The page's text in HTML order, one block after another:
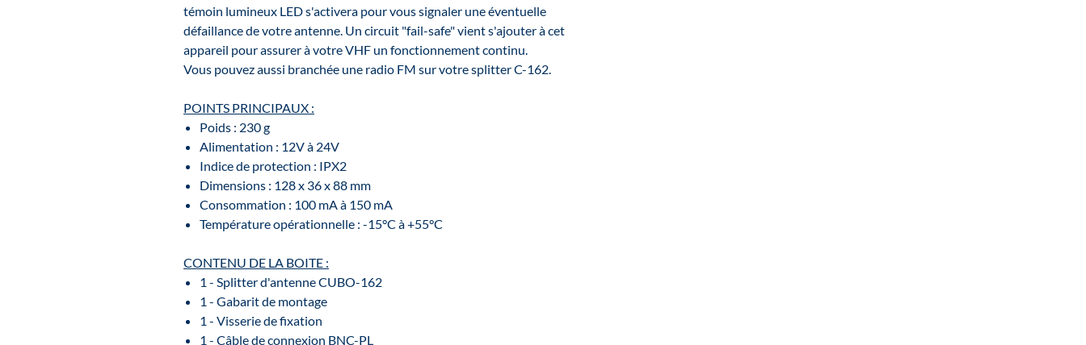
témoin lumineux LED s'activera pour vous signaler une éventuelle
défaillance de votre antenne. Un circuit "fail-safe" vient s'ajouter à cet
appareil pour assurer à votre VHF un fonctionnement continu.
Vous pouvez aussi branchée une radio FM sur votre splitter C-162.
POINTS PRINCIPAUX :
Poids : 230 g
Alimentation : 12V à 24V
Indice de protection : IPX2
Dimensions : 128 x 36 x 88 mm
Consommation : 100 mA à 150 mA
Température opérationnelle : -15°C à +55°C
CONTENU DE LA BOITE :
1 - Splitter d'antenne CUBO-162
1 - Gabarit de montage
1 - Visserie de fixation
1 - Câble de connexion BNC-PL